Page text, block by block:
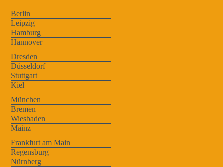
Berlin
Leipzig
Hamburg
Hannover
Dresden
Düsseldorf
Stuttgart
Kiel
München
Bremen
Wiesbaden
Mainz
Frankfurt am Main
Regensburg
Nürnberg